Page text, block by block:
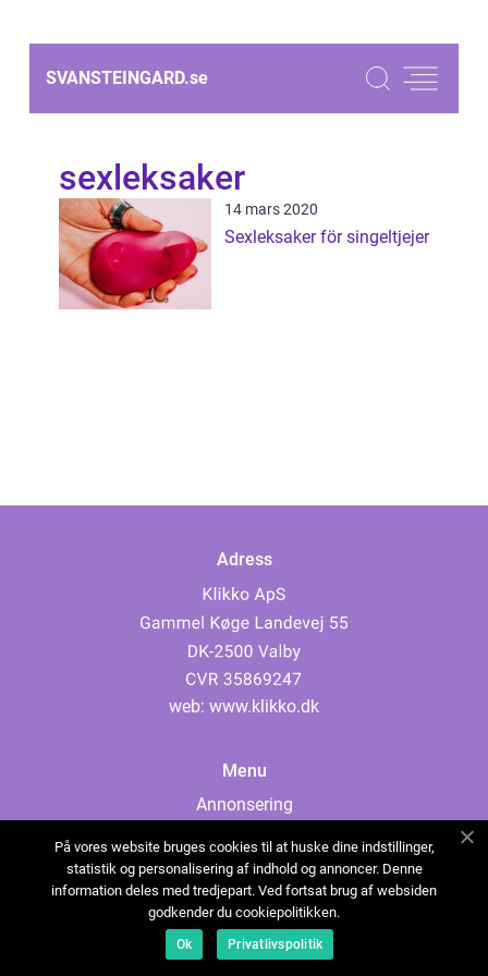
SVANSTEINGARD.se
sexleksaker
14 mars 2020
Sexleksaker för singeltjejer
Adress
web: www.klikko.dk
Menu
Annonsering
Cookies
Kontakta oss
Sitemap
På vores website bruges cookies til at huske dine indstillinger,
statistik og personalisering af indhold og annoncer. Denne
information deles med tredjepart. Ved fortsat brug af websiden
godkender du cookiepolitikken.
Ok Privatlivspolitik